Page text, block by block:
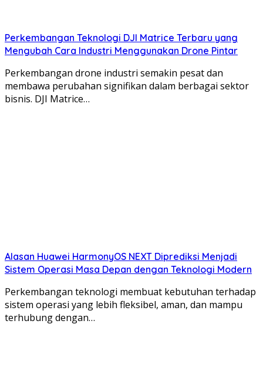
Perkembangan Teknologi DJI Matrice Terbaru yang
Mengubah Cara Industri Menggunakan Drone Pintar
Perkembangan drone industri semakin pesat dan
membawa perubahan signifikan dalam berbagai sektor
bisnis. DJI Matrice…
Alasan Huawei HarmonyOS NEXT Diprediksi Menjadi
Sistem Operasi Masa Depan dengan Teknologi Modern
Perkembangan teknologi membuat kebutuhan terhadap
sistem operasi yang lebih fleksibel, aman, dan mampu
terhubung dengan…